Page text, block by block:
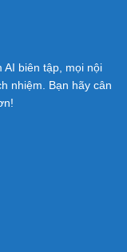
biên tập, mọi nội
nhiệm. Bạn hãy cân